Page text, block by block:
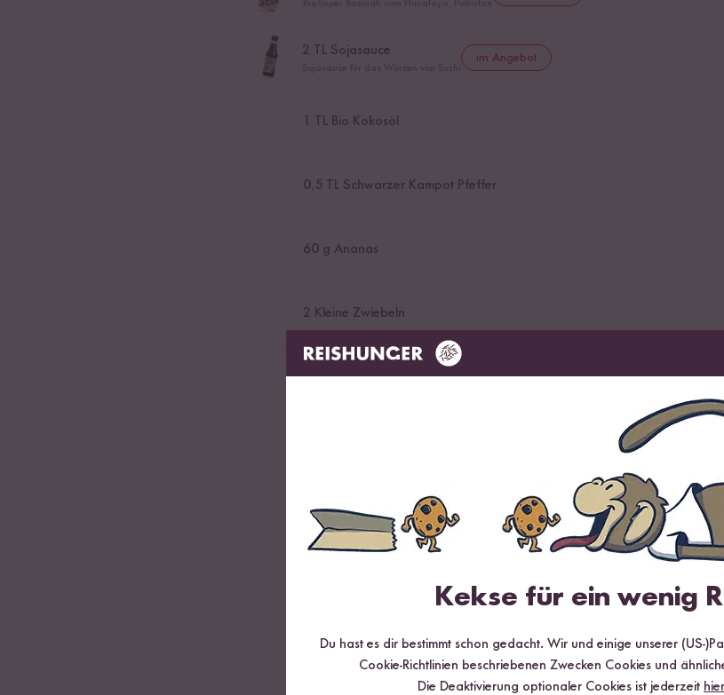
2 TL Sojasauce im Angebot
1 TL Bio Kokosöl
0,5 TL Schwarzer Kampot Pfeffer
60g Ananas
2 Kleine Zwiebeln
2Karotten
Kekse für ein wenig
Du hast es dir bestimmt schon gedacht. Wir und einige unserer (US-
Cookie-Richtlinien beschriebenen Zwecken Cookies und
Die Deaktivierung optionaler Cookies ist jederzeit hier